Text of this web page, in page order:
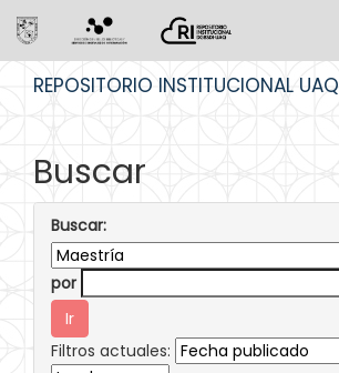
REPOSITORIO INSTITUCIONAL UAQ
Buscar
Buscar:
por
Filtros actuales: